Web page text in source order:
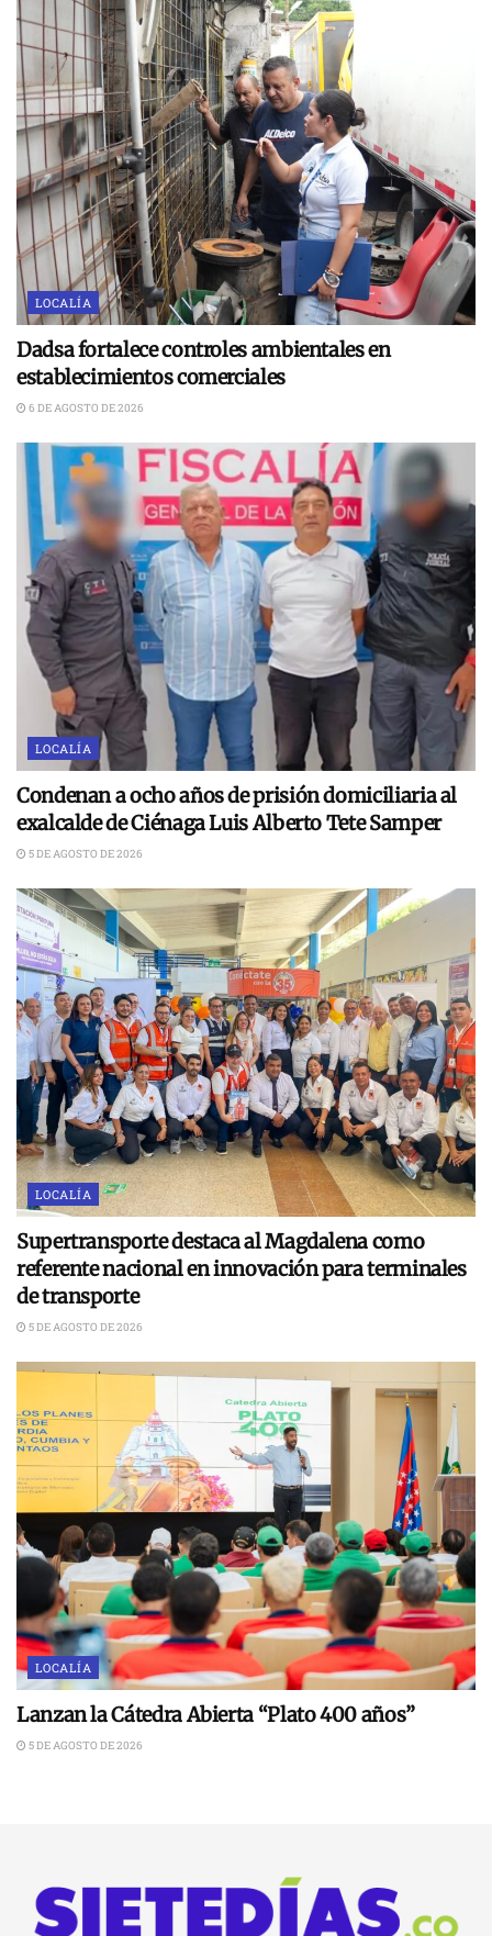
LOCALÍA
Dadsa fortalece controles ambientales en
establecimientos comerciales
6 DE AGOSTO DE 2026
LOCALÍA
Condenan a ocho años de prisión domiciliaria al
exalcalde de Ciénaga Luis Alberto Tete Samper
5 DE AGOSTO DE 2026
LOCALÍA
Supertransporte destaca al Magdalena como
referente nacional en innovación para terminales
de transporte
5 DE AGOSTO DE 2026
LOCALÍA
Lanzan la Cátedra Abierta “Plato 400 años”
5 DE AGOSTO DE 2026